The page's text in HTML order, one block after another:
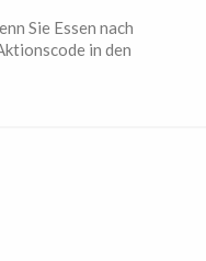
Sie Essen nach
in den